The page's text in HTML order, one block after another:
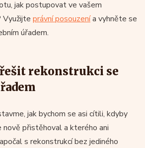
jak postupovat ve vašem
Využijte právní posouzenía vyhněte se
úřadem.
řešit rekonstrukci se
jak bychom se asi cítili, kdyby
nově přistěhoval a kterého ani
s rekonstrukcí bez jediného